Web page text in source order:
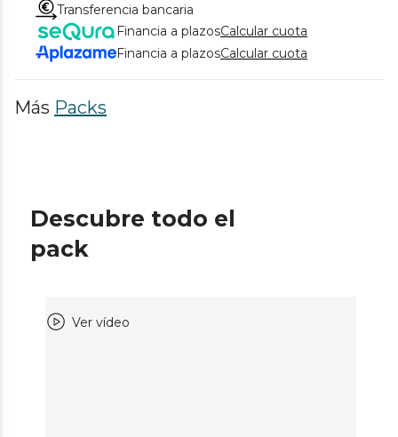
Transferencia bancaria
Financia a plazosCalcular cuota
Financia a plazosCalcular cuota
Más Packs
Descubre todo el
pack
Ver vídeo